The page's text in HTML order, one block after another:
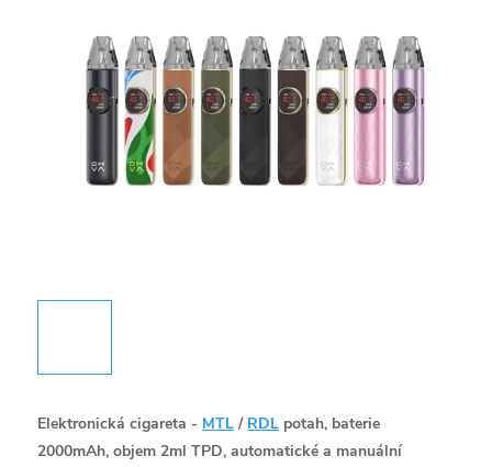
Elektronická cigareta - MTL / RDL potah, baterie
2000mAh, objem 2ml TPD, automatické a manuální